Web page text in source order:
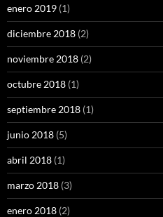
enero 2019 (1)
diciembre 2018 (2)
noviembre 2018 (2)
octubre 2018 (1)
septiembre 2018 (1)
junio 2018 (5)
abril 2018 (1)
marzo 2018 (3)
enero 2018 (2)